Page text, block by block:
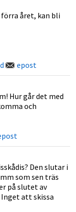
året, kan bli
epost
Hur går det med
och
Den slutar i
som sen träs
på slutet av
att skissa